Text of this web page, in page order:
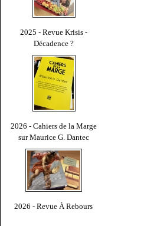
2025 - Revue Krisis -
Décadence ?
2026 - Cahiers de la Marge
sur Maurice G. Dantec
2026 - Revue À Rebours